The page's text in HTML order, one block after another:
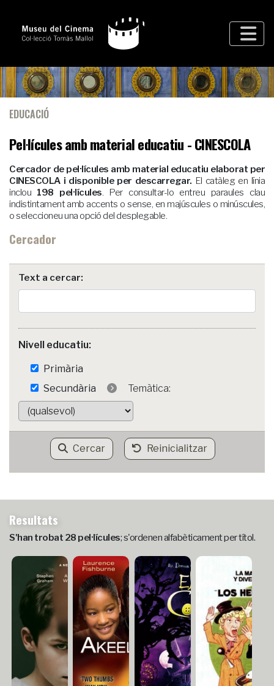
EDUCACIÓ
Pel·lícules amb material educatiu - CINESCOLA
Cercador de pel·lícules amb material educatiu elaborat per
CINESCOLA i disponible per descarregar. El catàleg en línia
inclou 198 pel·lícules. Per consultar-lo entreu paraules clau
indistintament amb accents o sense, en majúscules o minúscules,
o seleccioneu una opció del desplegable.
Cercador
Text a cercar:
Nivell educatiu:
Primària
Secundària
Temàtica:
Cercar Reinicialitzar
Resultats
S'han trobat 28 pel·lícules; s'ordenen alfabèticament per títol.